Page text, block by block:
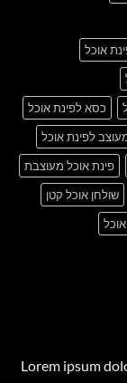
אוכל
כסא לפינת אוכל
לפינת אוכל
פינת אוכל מעוצבת
שולחן אוכל קטן
Lorem ipsum